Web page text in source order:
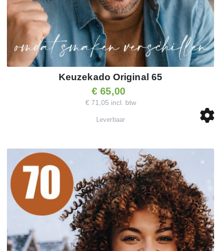
Keuzekado Original 65
€ 65,00
€ 71,05 incl. btw
Leverbaar